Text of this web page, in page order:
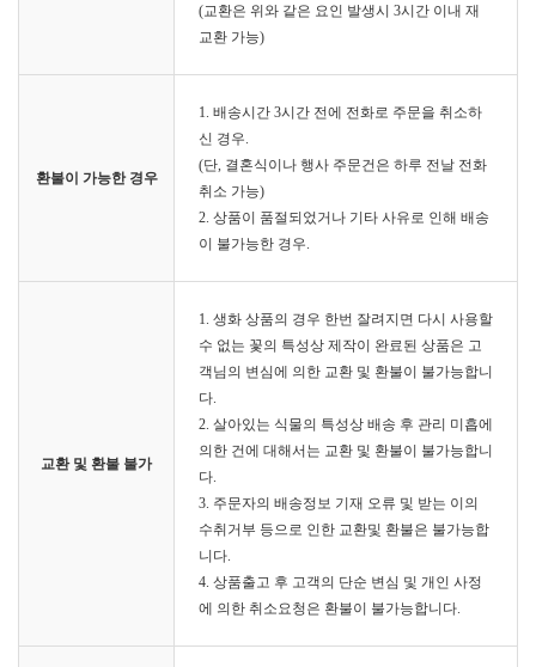
(교환은 위와 같은 요인 발생시 3시간 이내 재
교환 가능)
환불이 가능한 경우
1. 배송시간 3시간 전에 전화로 주문을 취소하
신 경우.
(단, 결혼식이나 행사 주문건은 하루 전날 전화
취소 가능)
2. 상품이 품절되었거나 기타 사유로 인해 배송
이 불가능한 경우.
교환 및 환불 불가
1. 생화 상품의 경우 한번 잘려지면 다시 사용할
수 없는 꽃의 특성상 제작이 완료된 상품은 고
객님의 변심에 의한 교환 및 환불이 불가능합니
다.
2. 살아있는 식물의 특성상 배송 후 관리 미흡에
의한 건에 대해서는 교환 및 환불이 불가능합니
다.
3. 주문자의 배송정보 기재 오류 및 받는 이의
수취거부 등으로 인한 교환및 환불은 불가능합
니다.
4. 상품출고 후 고객의 단순 변심 및 개인 사정
에 의한 취소요청은 환불이 불가능합니다.